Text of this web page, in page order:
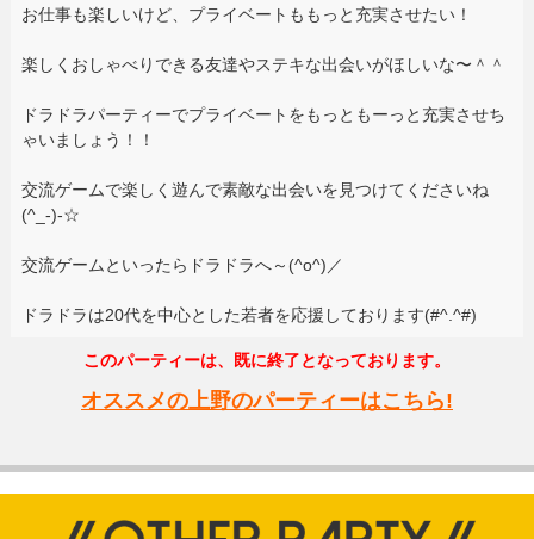
お仕事も楽しいけど、プライベートももっと充実させたい！
楽しくおしゃべりできる友達やステキな出会いがほしいな〜＾＾
ドラドラパーティーでプライベートをもっともーっと充実させち
ゃいましょう！！
交流ゲームで楽しく遊んで素敵な出会いを見つけてくださいね
(^_-)-☆
交流ゲームといったらドラドラへ～(^o^)／
ドラドラは20代を中心とした若者を応援しております(#^.^#)
このパーティーは、既に終了となっております。
オススメの上野のパーティーはこちら!